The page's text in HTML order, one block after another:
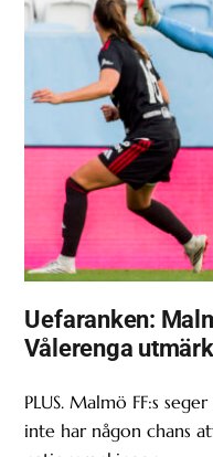
Uefaranken:
Vålerenga
PLUS. Malmö FF:s
inte har någon chans